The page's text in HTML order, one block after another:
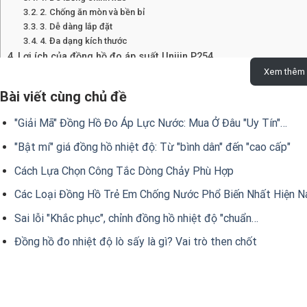
2. Chống ăn mòn và bền bỉ
3. Dễ dàng lắp đặt
4. Đa dạng kích thước
Lợi ích của đồng hồ đo áp suất Unijin P254
3. Tiết kiệm chi phí
4. Đảm bảo chất lượng sản phẩm
5. Hỗ trợ bảo vệ môi trường
Kết luận
Đồng hồ đo áp suất Unijin P254
Đồng hồ áp suất Unijin P254
là một sản phẩm chất lượng cao
các thiết bị đo lường chính xác và bền bỉ. Model P254 này có
Xem thêm
Bài viết cùng chủ đề
"Giải Mã" Đồng Hồ Đo Áp Lực Nước: Mua Ở Đâu "Uy Tín"…
"Bật mí" giá đồng hồ nhiệt độ: Từ "bình dân" đến "cao cấp"
Cách Lựa Chọn Công Tắc Dòng Chảy Phù Hợp
Các Loại Đồng Hồ Trẻ Em Chống Nước Phổ Biến Nhất Hiện
Sai lỗi "Khắc phục", chỉnh đồng hồ nhiệt độ "chuẩn…
Đồng hồ đo nhiệt độ lò sấy là gì? Vai trò then chốt